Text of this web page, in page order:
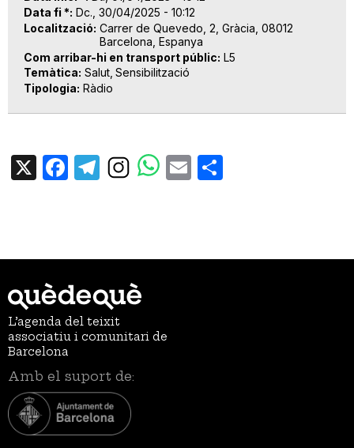
Data fi * Dc., 30/04/2025 - 10:12
Localització Carrer de Quevedo, 2, Gràcia, 08012
Barcelona, Espanya
Com arribar-hi en transport públic L5
Temàtica Salut Sensibilització
Tipologia Ràdio
X Facebook
TelegramEmail
L’agenda del teixit
associatiu i comunitari de
Barcelona
Amb el suport de: